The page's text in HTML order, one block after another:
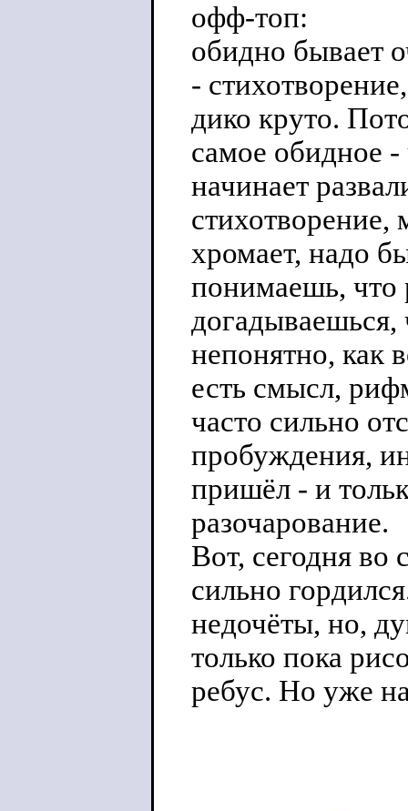
офф-топ:
обидно бывает
-
дико круто.
самое обидное
начинает
стихотворение,
хромает, надо
понимаешь, что
непонятно, как
есть смысл,
часто сильно
пробуждения,
пришёл - и
разочарование.
Вот, сегодня во
сильно
недочёты, но,
только пока
ребус. Но уже